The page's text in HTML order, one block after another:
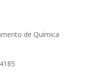
de Química